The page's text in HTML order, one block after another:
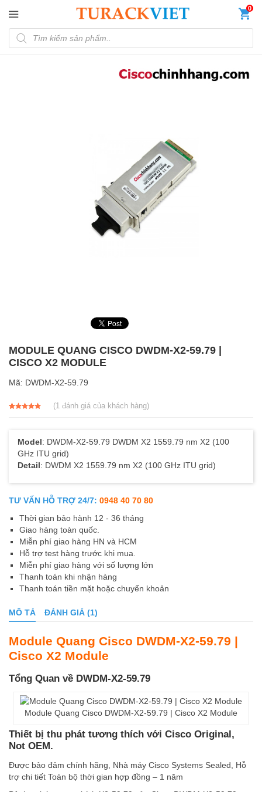
0
Tìm kiếm sản phẩm
MODULE QUANG CISCO DWDM-X2-59.79 |
CISCO X2 MODULE
Mã: DWDM-X2-59.79
(1đánh giá của khách hàng)
Model: DWDM-X2-59.79 DWDM X2 1559.79 nm X2 (100
GHz ITU grid)
Detail: DWDM X2 1559.79 nm X2 (100 GHz ITU grid)
TƯ VẤN HỖ TRỢ 24/7: 0948 40 70 80
Thời gian bảo hành 12 - 36 tháng
Giao hàng toàn quốc.
Miễn phí giao hàng HN và HCM
Hỗ trợ test hàng trước khi mua.
Miễn phí giao hàng với số lượng lớn
Thanh toán khi nhận hàng
Thanh toán tiền mặt hoặc chuyển khoản
MÔ TẢ ĐÁNH GIÁ (1)
Module Quang Cisco DWDM-X2-59.79 |
Cisco X2 Module
Tổng Quan về DWDM-X2-59.79
Module Quang Cisco DWDM-X2-59.79 | Cisco X2 Module
Thiết bị thu phát tương thích với Cisco Original,
Not OEM.
Được bảo đảm chính hãng, Nhà máy Cisco Systems Sealed, Hỗ
trợ chi tiết Toàn bộ thời gian hợp đồng – 1 năm